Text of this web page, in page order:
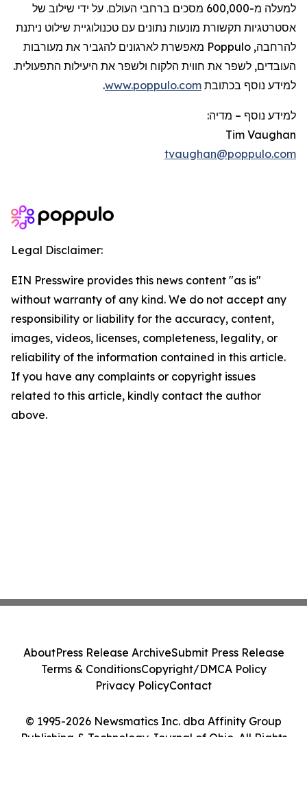
למעלה מ-600,000 מסכים ברחבי העולם. על ידי שילוב של
אסטרטגיות תקשורת מונעות נתונים עם טכנולוגיית שילוט ניתנת
להרחבה,
Poppulo מאפשרת לארגונים להגביר את מעורבות
העובדים, לשפר את חווית הלקוח ולשפר את היעילות התפעולית.
למידע נוסף בכתובת www.poppulo.com
.
למידע נוסף – מדיה:
Tim Vaughan
tvaughan@poppulo.com
Legal Disclaimer:
EIN Presswire provides this news content "as is"
without warranty of any kind. We do not accept any
responsibility or liability for the accuracy, content,
images, videos, licenses, completeness, legality, or
reliability of the information contained in this article.
If you have any complaints or copyright issues
related to this article, kindly contact the author
above.
© 1995-2026 Newsmatics Inc. dba Affinity Group
Publishing & Technology Journal of Ohio. All Rights
AboutPress Release ArchiveSubmit Press Release
Terms & ConditionsCopyright/DMCA Policy
Privacy PolicyContact